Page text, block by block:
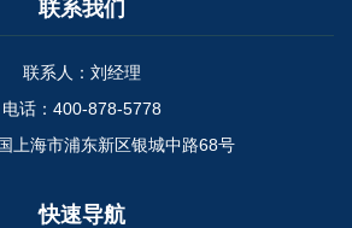
联系我们
联系人：刘经理
电话：400-878-5778
上海市浦东新区银城中路68号
快速导航